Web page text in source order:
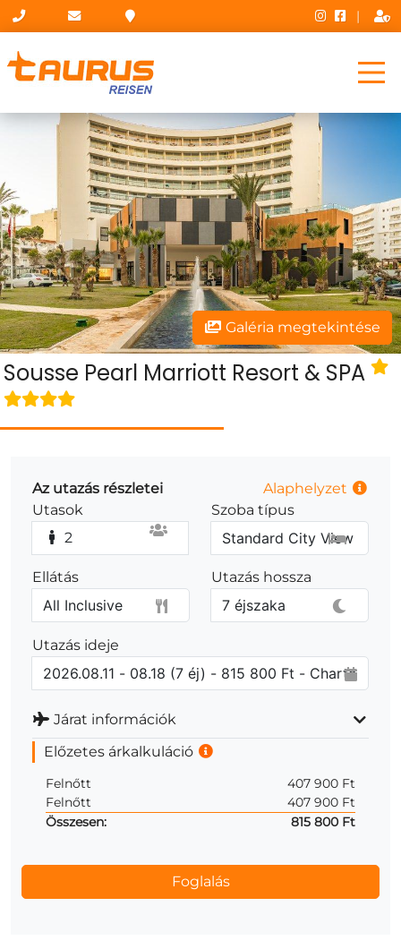
|
Galéria megtekintése
Sousse Pearl Marriott Resort & SPA
Az utazás részletei
Alaphelyzet
Utasok
2
Szoba típus
Ellátás Utazás hossza
Utazás ideje
Járat információk
Előzetes árkalkuláció
Felnőtt
407 900 Ft
Felnőtt
407 900 Ft
Összesen:
815 800 Ft